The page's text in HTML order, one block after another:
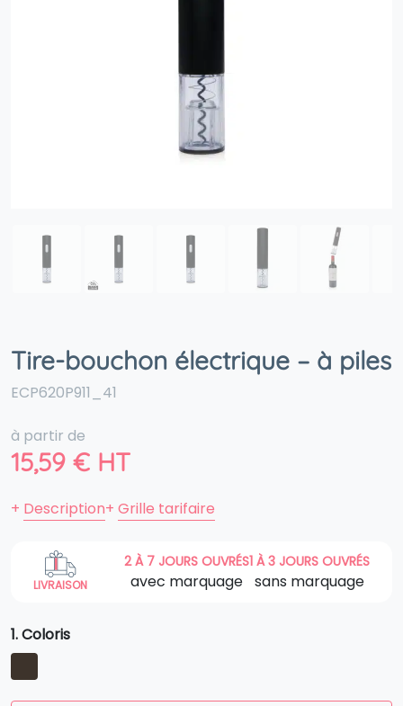
Tire-bouchon électrique – à piles
ECP620P911_41
à partir de
15,59 € HT
+ Description+ Grille tarifaire
LIVRAISON
2 À 7 JOURS OUVRÉS
avec marquage
1 À 3 JOURS OUVRÉS
sans marquage
1. Coloris